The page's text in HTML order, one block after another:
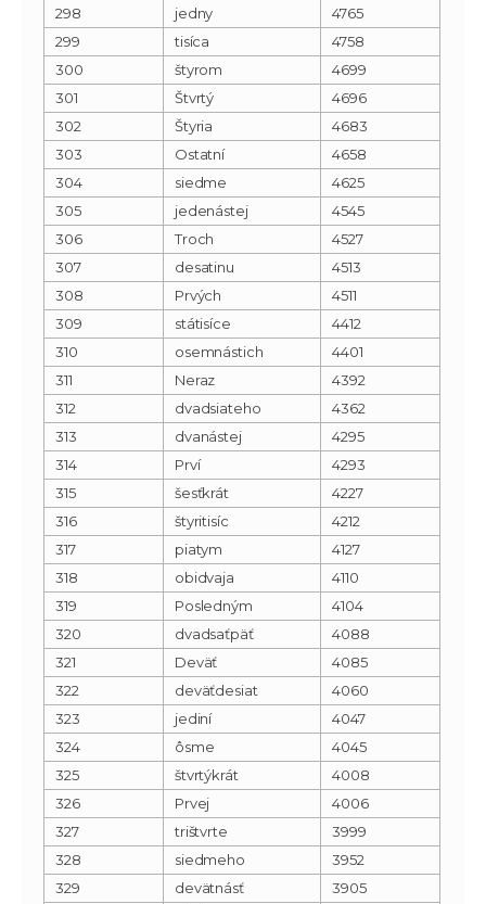
298 jedny
4765
299
tisíca
4758
300
štyrom
4699
301
Štvrtý
4696
302
Štyria
4683
303
Ostatní
4658
304
siedme
4625
305
jedenástej
4545
306
Troch
4527
307
desatinu
4513
308
Prvých
4511
309
státisíce
4412
310
osemnástich
4401
311
Neraz
4392
312
dvadsiateho
4362
313
dvanástej
4295
314
Prví
4293
315
šesťkrát
4227
316
štyritisíc
4212
317
piatym
4127
318
obidvaja
4110
319
Posledným
4104
320
dvadsaťpäť
4088
321
Deväť
4085
322
deväťdesiat
4060
323
jediní
4047
324
ôsme
4045
325
štvrtýkrát
4008
326
Prvej
4006
327
trištvrte
3999
328
siedmeho
3952
329
devätnásť
3905